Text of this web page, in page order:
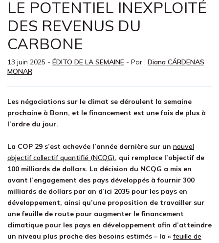
LE POTENTIEL INEXPLOITÉ
DES REVENUS DU
CARBONE
13 juin 2025 - ÉDITO DE LA SEMAINE - Par : Diana CÁRDENAS
MONAR
Les négociations sur le climat se déroulent la semaine
prochaine à Bonn, et le financement est une fois de plus à
l’ordre du jour.
La COP 29 s’est achevée l’année dernière sur un nouvel
objectif collectif quantifié (NCQG), qui remplace l’objectif de
100 milliards de dollars. La décision du NCQG a mis en
avant l’engagement des pays développés à fournir 300
milliards de dollars par an d’ici 2035 pour les pays en
développement, ainsi qu’une proposition de travailler sur
une feuille de route pour augmenter le financement
climatique pour les pays en développement afin d’atteindre
un niveau plus proche des besoins estimés – la « feuille de